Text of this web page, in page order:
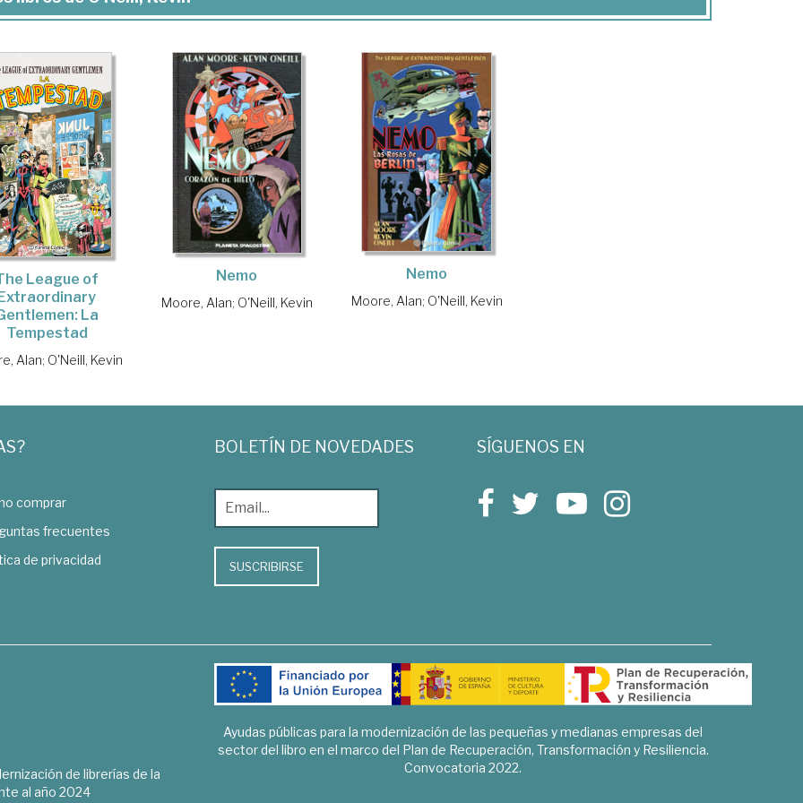
League of
La
Tempestad
Alan; O'Neill, Kevin
Nemo
Moore, Alan; O'Neill, Kevin
Nemo
Moore, Alan; O'Neill, Kevin
comprar
frecuentes
de privacidad
BOLETÍN DE NOVEDADES
SUSCRIBIRSE
SÍGUENOS EN
de librerías de la
al año 2024
Ayudas públicas para la modernización de las pequeñas y medianas empresas del
sector del libro en el marco del Plan de Recuperación, Transformación y Resiliencia.
Convocatoria 2022.